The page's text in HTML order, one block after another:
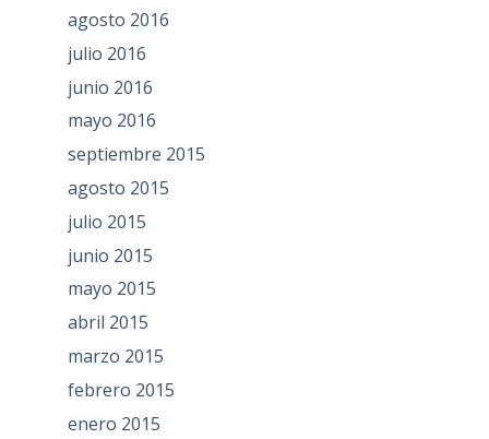
agosto 2016
julio 2016
junio 2016
mayo 2016
septiembre 2015
agosto 2015
julio 2015
junio 2015
mayo 2015
abril 2015
marzo 2015
febrero 2015
enero 2015